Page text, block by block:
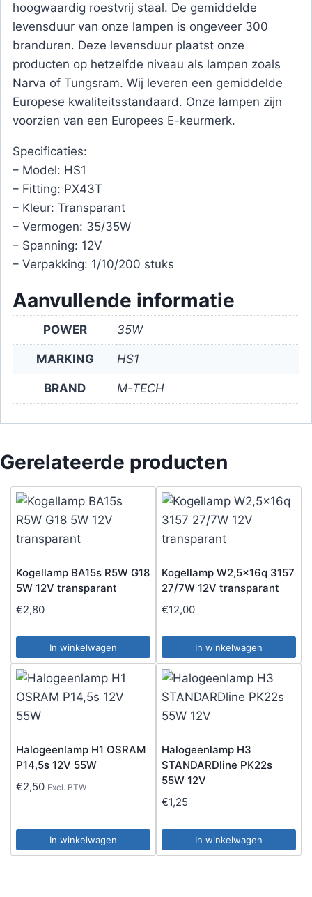
hoogwaardig roestvrij staal. De gemiddelde
levensduur van onze lampen is ongeveer 300
branduren. Deze levensduur plaatst onze
producten op hetzelfde niveau als lampen zoals
Narva of Tungsram. Wij leveren een gemiddelde
Europese kwaliteitsstandaard. Onze lampen zijn
voorzien van een Europees E-keurmerk.
Specificaties:
– Model: HS1
– Fitting: PX43T
– Kleur: Transparant
– Vermogen: 35/35W
– Spanning: 12V
– Verpakking: 1/10/200 stuks
Aanvullende informatie
POWER 35W
MARKING HS1
BRAND M-TECH
Gerelateerde producten
Kogellamp BA15s R5W G18
5W 12V transparant
€2,80
In winkelwagen
Kogellamp W2,5x16q 3157
27/7W 12V transparant
€12,00
In winkelwagen
Halogeenlamp H1 OSRAM
P14,5s 12V 55W
€2,50 Excl. BTW
In winkelwagen
Halogeenlamp H3
STANDARDline PK22s
55W 12V
€1,25
In winkelwagen